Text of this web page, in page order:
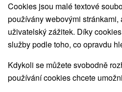
Vyberte lokalitu nebo
VŠECHNY NEJLEVNĚJŠÍ
Cookies jsou malé textové
používány webovými stránkami,
uživatelský zážitek. Díky
služby podle toho, co opravdu
Kdykoli se můžete svobodně
používání cookies chcete